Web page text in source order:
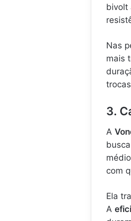
bivolt
Nas
mais
3.
A
com
Ela
A